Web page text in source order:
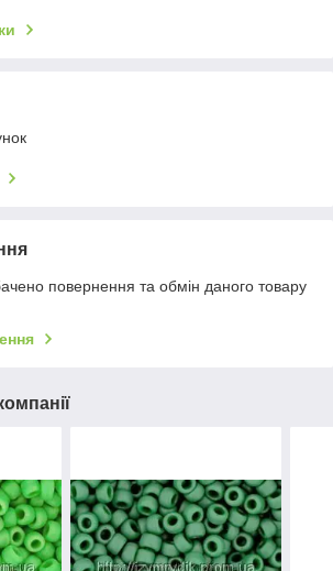
повернення та обмін даного товару